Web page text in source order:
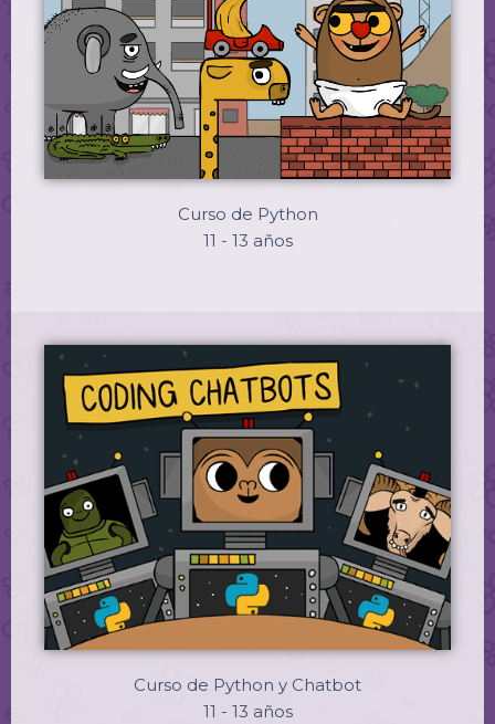
Curso de Python
11 - 13 años
Curso de Python y Chatbot
11 - 13 años